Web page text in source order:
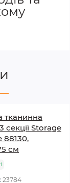
тканинна
секції Storage
88130,
см
23784